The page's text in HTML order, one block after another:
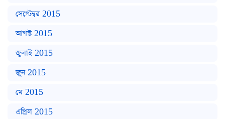
সেপ্টেম্বর 2015
আগস্ট 2015
জুলাই 2015
জুন 2015
মে 2015
এপ্রিল 2015